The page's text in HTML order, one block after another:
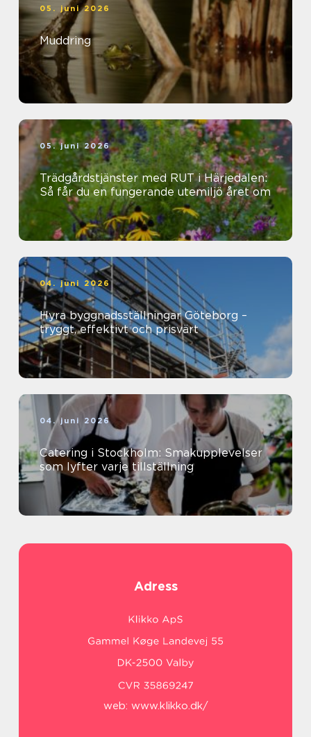
05. juni 2026
Muddring
05. juni 2026
Trädgårdstjänster med RUT i Härjedalen:
Så får du en fungerande utemiljö året om
04. juni 2026
Hyra byggnadsställningar Göteborg –
tryggt, effektivt och prisvärt
04. juni 2026
Catering i Stockholm: Smakupplevelser
som lyfter varje tillställning
Adress
web: www.klikko.dk/